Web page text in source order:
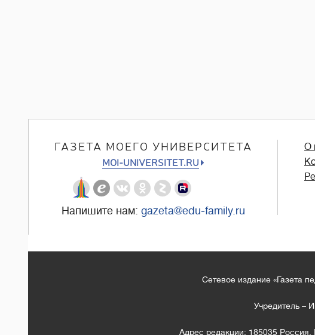
ГАЗЕТА МОЕГО УНИВЕРСИТЕТА
MOI-UNIVERSITET.RU
Напишите нам: gazeta@edu-family.ru
О
Сетевое издание «Газета
Учредитель –
Адрес редакции: 185035 Россия,